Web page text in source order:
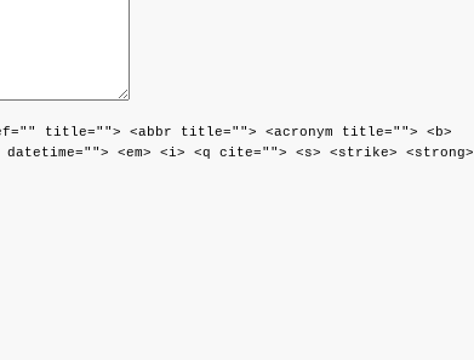
title=""> <abbr title=""> <acronym title=""> <b>
<em> <i> <q cite=""> <s> <strike> <strong>